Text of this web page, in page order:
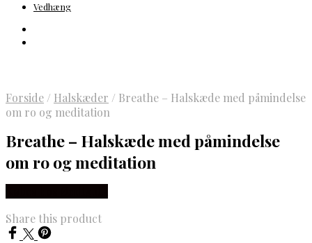
Vedhæng
Forside / Halskæder / Breathe – Halskæde med påmindelse
om ro og meditation
Breathe – Halskæde med påmindelse
om ro og meditation
Share this product